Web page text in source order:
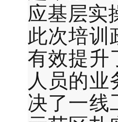
应基层实
此次培训
有效提升
人员的
决了一线